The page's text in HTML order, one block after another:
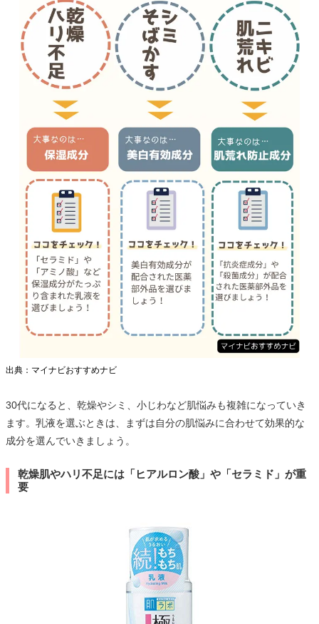
出典：マイナビおすすめナビ
30代になると、乾燥やシミ、小じわなど肌悩みも複雑になっていき
ます。乳液を選ぶときは、まずは自分の肌悩みに合わせて効果的な
成分を選んでいきましょう。
乾燥肌やハリ不足には「ヒアルロン酸」や「セラミド」が重
要